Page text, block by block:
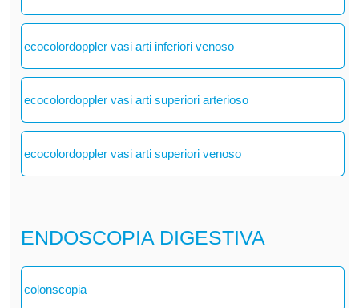
ecocolordoppler vasi arti inferiori venoso
ecocolordoppler vasi arti superiori arterioso
ecocolordoppler vasi arti superiori venoso
ENDOSCOPIA DIGESTIVA
colonscopia